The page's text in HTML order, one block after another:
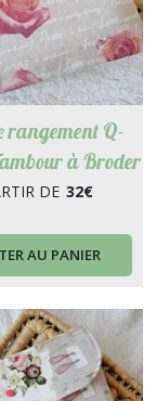
rangement Q-
à Broder
de Croix,
tailles.
DE 32€
AU PANIER